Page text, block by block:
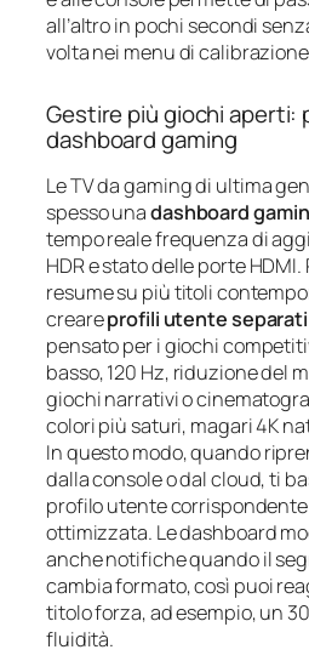
all’altro in pochi secondi
volta nei menu di
Gestire più giochi aperti:
dashboard gaming
Le TV da gaming di ultima
spesso unadashboard
tempo reale frequenza di
HDR e stato delle porte
resume su più titoli
creareprofili utente separati
pensato per i giochi
basso, 120 Hz, riduzione del
giochi narrativi o
colori più saturi, magari 4K
In questo modo, quando
dalla console o dal cloud, ti
profilo utente corrispondente
ottimizzata. Le dashboard
anche notifiche quando il
cambia formato, così puoi
titolo forza, ad esempio, un
fluidità.